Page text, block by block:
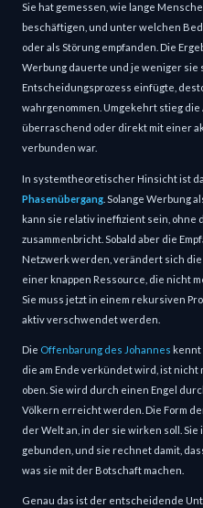
Sie hat gemessen, wie lange
beschäftigen, und unter welchen
oder als Störung empfanden. Die
Werbung dauerte und je weniger sie
Entscheidungsprozess einfügte,
wahrgenommen. Umgekehrt stieg
überraschend oder direkt mit einer
verbunden war.
In systemtheoretischer Hinsicht ist
Phasenübergang . Solange Werbung
kann sie relativ ineffizient sein, ohne
zusammenbricht. Sobald aber die
Netzwerk werden, verändert sich
einer knappen Ressource, die nicht
Sie muss jetzt in einem rekursiven
aktiv verschwendet werden.
Die Offenbarung des Johannes kennt
die am Ende verkündet wird, ist
oben. Sie wird durch einen Engel
Völkern erreicht werden. Die Form
der Welt an, in der sie wirken soll.
gebunden, und sie rechnet damit,
was sie mit der Botschaft machen.
Genau das ist der entscheidende